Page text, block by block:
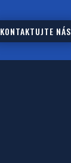
KONTAKTUJTE NÁS